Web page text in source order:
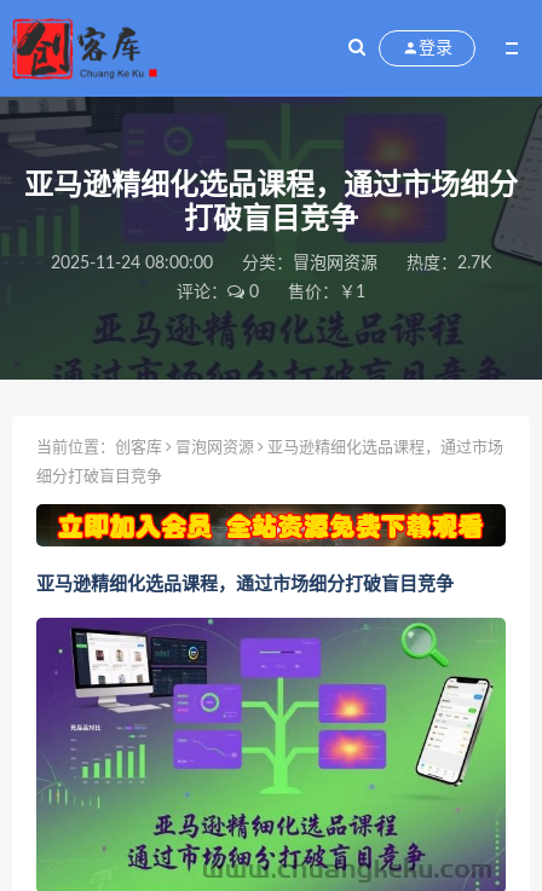
登录
亚马逊精细化选品课程，通过市场细分
打破盲目竞争
2025-11-24 08:00:00 分类： 冒泡网资源
热度：2.7K
评论：
0 售价：￥1
当前位置： 创客库 冒泡网资源
亚马逊精细化选品课程，通过市场
细分打破盲目竞争
亚马逊精细化选品课程，通过市场细分打破盲目竞争